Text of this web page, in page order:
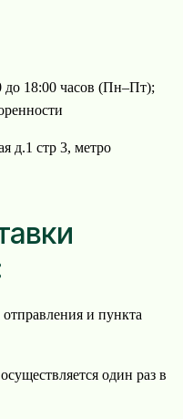
до 18:00 часов (Пн–Пт);
д.1 стр 3, метро
отправления и пункта
один раз в